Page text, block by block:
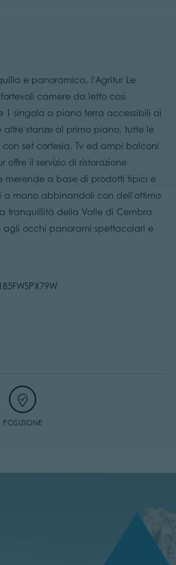
e panoramica, l'Agritur Le
camere da letto cosi
1 singola a piano terra accessibili ai
altre stanze al primo piano, tutte le
set cortesia, Tv ed ampi balconi
offre il servizio di ristorazione
merende a base di prodotti tipici e
a mano abbinandoli con dell'ottimo
tranquillità della Valle di Cembra
agli occhi panorami spettacolari e
POSIZIONE